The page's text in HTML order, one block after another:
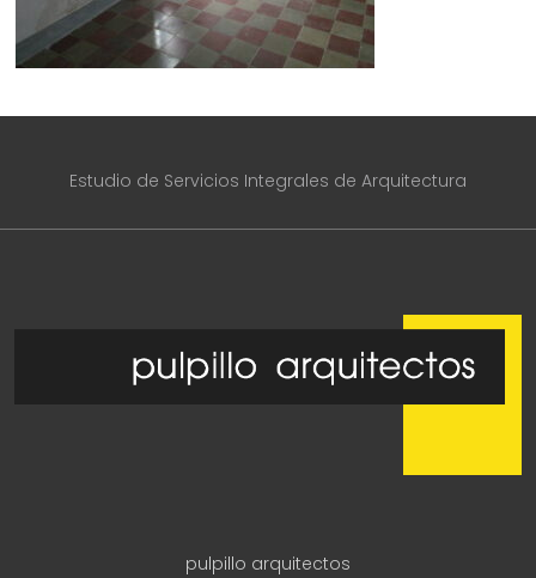
Estudio de Servicios Integrales de Arquitectura
pulpillo arquitectos